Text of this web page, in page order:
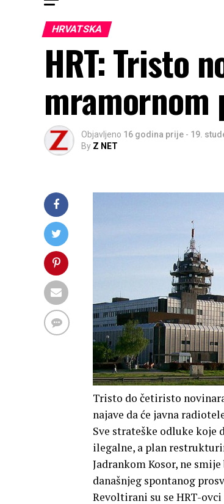
HRVATSKA
HRT: Tristo
mramornom
Objavljeno 16 godina prije - 19.
By Z NET
Tristo do četiristo
najave da će javna
Sve strateške odluke
ilegalne, a plan
Jadrankom Kosor, ne
današnjeg spontanog
Revoltirani su se HRT-